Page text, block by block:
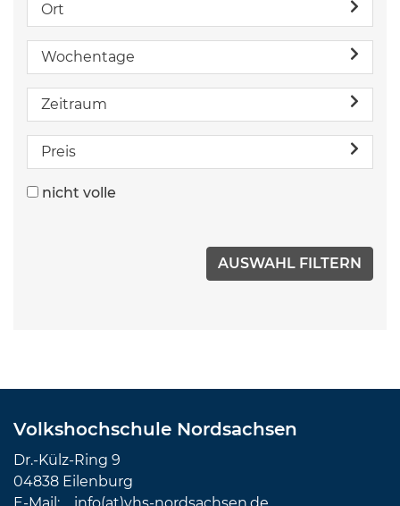
Ort
Wochentage
Zeitraum
Preis
nicht volle
Volkshochschule Nordsachsen
Dr.-Külz-Ring 9
04838 Eilenburg